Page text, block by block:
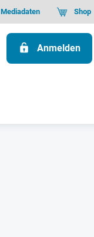
Mediadaten Shop
Anmelden